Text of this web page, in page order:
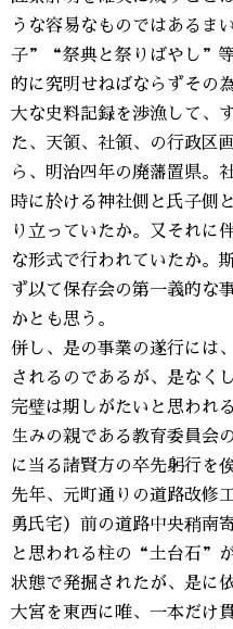
うな容易なものではあるま
子”“祭典と祭りばやし”等
的に究明せねばならずその
大な史料記録を渉漁して、
た、天領、社領、の行政区
ら、明治四年の廃藩置県。
時に於ける神社側と氏子側
り立っていたか。又それに
な形式で行われていたか。
ず以て保存会の第一義的な
かとも思う。
併し、是の事業の遂行には
されるのであるが、是なく
完璧は期しがたいと思われ
生みの親である教育委員会
に当る諸賢方の卒先躬行を
先年、元町通りの道路改修
勇氏宅）前の道路中央稍南
と思われる柱の“土台石”
状態で発掘されたが、是に
大宮を東西に唯、一本だけ